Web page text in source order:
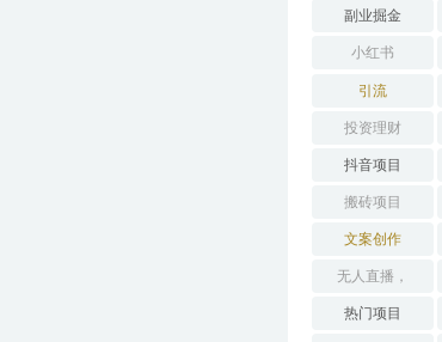
副业掘金
小红书
引流
投资理财
抖音项目
搬砖项目
文案创作
无人直播，
热门项目